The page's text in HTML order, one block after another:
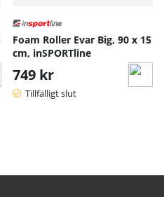
Foam Roller Evar Big, 90 x 15
cm, inSPORTline
749 kr
Tillfälligt slut